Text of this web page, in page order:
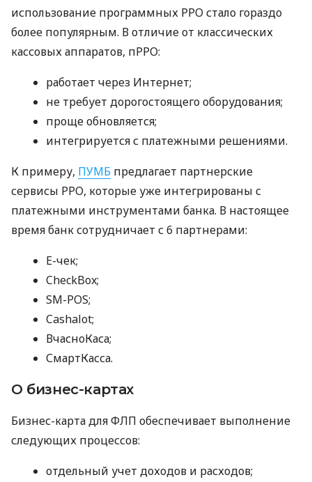
использование программных РРО стало гораздо
более популярным. В отличие от классических
кассовых аппаратов, пРРО:
работает через Интернет;
не требует дорогостоящего оборудования;
проще обновляется;
интегрируется с платежными решениями.
К примеру, ПУМБ предлагает партнерские
сервисы РРО, которые уже интегрированы с
платежными инструментами банка. В настоящее
время банк сотрудничает с 6 партнерами:
E-чек;
CheckBox;
SM-POS;
Cashalot;
ВчасноКаса;
СмартКасса.
О бизнес-картах
Бизнес-карта для ФЛП обеспечивает выполнение
следующих процессов:
отдельный учет доходов и расходов;